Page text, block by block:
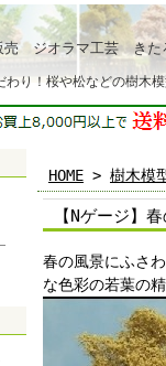
売 ジオラマ工芸 きた
わり！桜や松などの樹木
HOME > 樹木模
【Nゲージ】
春の風景にふさ
な色彩の若葉の